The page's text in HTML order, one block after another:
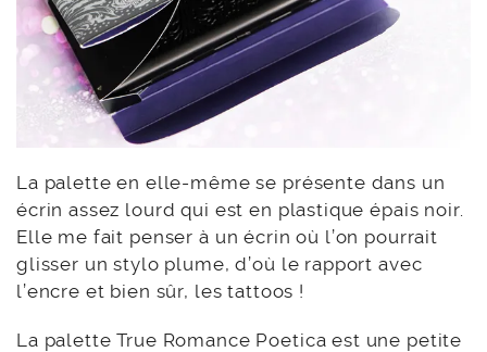
La palette en elle-même se présente dans un
écrin assez lourd qui est en plastique épais noir.
Elle me fait penser à un écrin où l’on pourrait
glisser un stylo plume, d’où le rapport avec
l’encre et bien sûr, les tattoos !
La palette True Romance Poetica est une petite